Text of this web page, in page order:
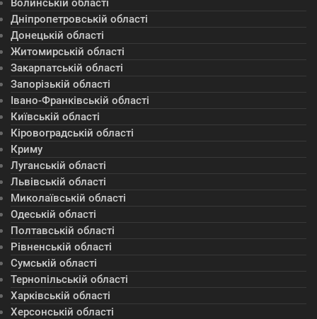
Волинській області
Дніпропетровській області
Донецькій області
Житомирській області
Закарпатській області
Запорізькій області
Івано-Франківській області
Київській області
Кіровоградській області
Криму
Луганській області
Львівській області
Миколаївській області
Одеській області
Полтавській області
Рівненській області
Сумській області
Тернопільській області
Харківській області
Херсонській області